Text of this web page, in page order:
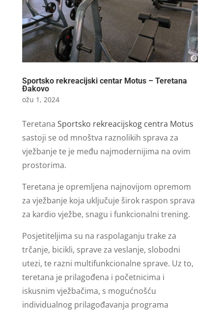
Sportsko rekreacijski centar Motus – Teretana
Đakovo
ožu 1, 2024
Teretana Sportsko rekreacijskog centra Motus
sastoji se od mnoštva raznolikih sprava za
vježbanje te je među najmodernijima na ovim
prostorima.
Teretana je opremljena najnovijom opremom
za vježbanje koja uključuje širok raspon sprava
za kardio vježbe, snagu i funkcionalni trening.
Posjetiteljima su na raspolaganju trake za
trčanje, bicikli, sprave za veslanje, slobodni
utezi, te razni multifunkcionalne sprave. Uz to,
teretana je prilagođena i početnicima i
iskusnim vježbačima, s mogućnošću
individualnog prilagođavanja programa